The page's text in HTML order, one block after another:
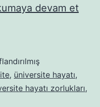
devam et
, üniversite hayatı,
hayatı zorlukları,